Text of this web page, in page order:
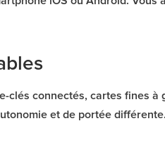
clés connectés, cartes fines à
et de portée